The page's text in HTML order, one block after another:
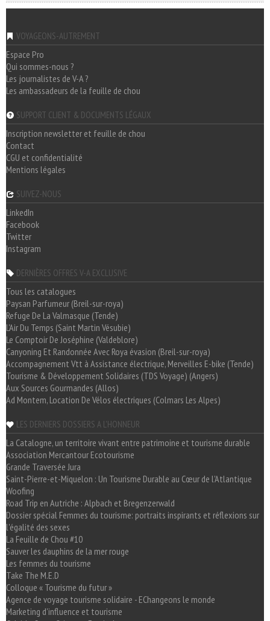
VOYAGEONS-AUTREMENT
Espace Pro
Qui sommes-nous ?
Les journalistes de V-A ?
Les ambassadeurs de la feuille de chou
SUPPORT CLIENT & DOCUMENTS LÉGAUX
Inscription newsletter et feuille de chou
Contact
CGU et confidentialité
Mentions légales
SUIVEZ-NOUS
LinkedIn
Facebook
Twitter
Instagram
DERNIÈRES OFFRES V-A EXCLUSIVE
Tous les catalogues
Paysan Parfumeur (Breil-sur-roya)
Refuge De La Valmasque (Tende)
L'Air Du Temps (Saint Martin Vésubie)
Le Comptoir De Joséphine (Valdeblore)
Canyoning Et Randonnée Avec Roya évasion (Breil-sur-roya)
Accompagnement Vtt à Assistance électrique, Merveilles E-bike (Tende)
Tourisme & Développement Solidaires (TDS Voyage) (Angers)
Aux Sources Gourmandes (Allos)
Ad Montem, Location De Vélos électriques (Colmars Les Alpes)
LES DERNIERS DOSSIERS A L'HONNEUR
La Catalogne, un territoire vivant entre patrimoine et tourisme durable
Association Mercantour Ecotourisme
Grande Traversée Jura
Saint-Pierre-et-Miquelon : Un Tourisme Durable au Cœur de l'Atlantique
Woofing
Road Trip en Autriche : Alpbach et Bregenzerwald
Dossier spécial Femmes du tourisme: portraits inspirants et réflexions sur
l'égalité des sexes
La Feuille de Chou #10
Sauver les dauphins de la mer rouge
Les femmes du tourisme
Take The M.E.D
Colloque « Tourisme du futur »
Agence de voyage tourisme solidaire - EChangeons le monde
Marketing d'influence et tourisme